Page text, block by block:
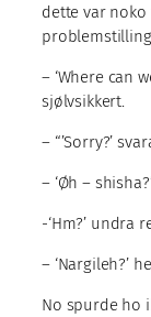
dette var
– ‘Where can
sjølvsikkert.
– “’Sorry?’
– ‘Øh –
-‘Hm?’ undra
– ‘Nargileh?’
No spurde ho